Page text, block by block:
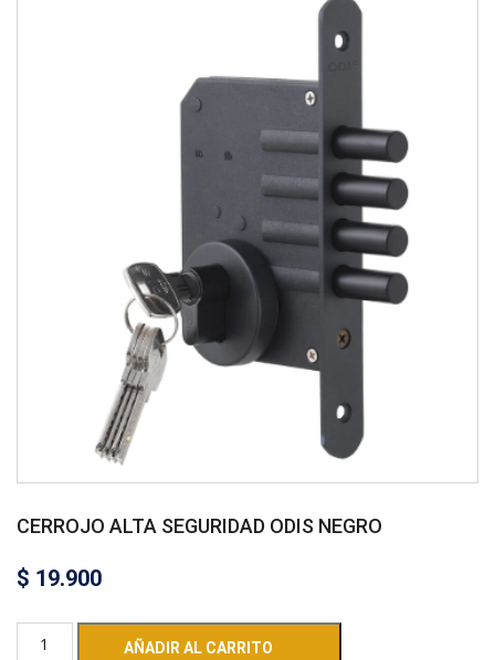
CERROJO ALTA SEGURIDAD ODIS NEGRO
$ 19.900
AÑADIR AL CARRITO